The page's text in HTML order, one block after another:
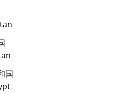
国